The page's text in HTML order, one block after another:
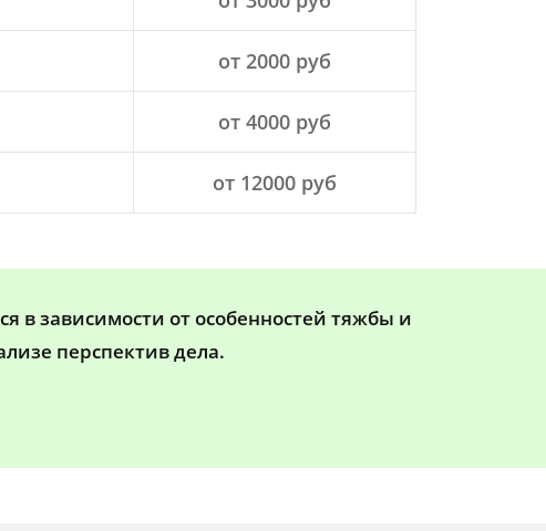
от 2000 руб
от 4000 руб
от 12000 руб
в зависимости от особенностей тяжбы и
перспектив дела.